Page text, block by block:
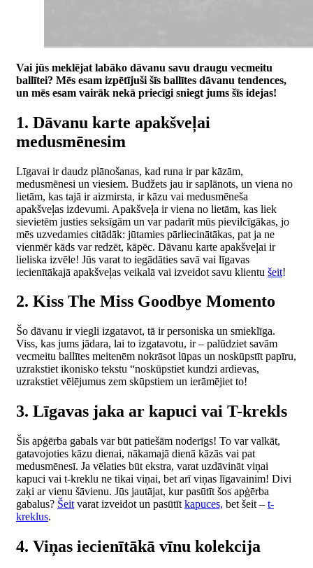
Vai jūs meklējat labāko dāvanu savu draugu vecmeitu
ballītei? Mēs esam izpētījuši šīs ballītes dāvanu tendences,
un mēs esam vairāk nekā priecīgi sniegt jums šīs idejas!
1. Dāvanu karte apakšveļai
medusmēnesim
Līgavai ir daudz plānošanas, kad runa ir par kāzām,
medusmēnesi un viesiem. Budžets jau ir saplānots, un viena no
lietām, kas tajā ir aizmirsta, ir kāzu vai medusmēneša
apakšveļas izdevumi. Apakšveļa ir viena no lietām, kas liek
sievietēm justies seksīgām un var padarīt mūs pievilcīgākas, jo
mēs uzvedamies citādāk: jūtamies pārliecinātākas, pat ja ne
vienmēr kāds var redzēt, kāpēc. Dāvanu karte apakšveļai ir
lieliska izvēle! Jūs varat to iegādāties savā vai līgavas
iecienītākajā apakšveļas veikalā vai izveidot savu klientu šeit!
2. Kiss The Miss Goodbye Momento
Šo dāvanu ir viegli izgatavot, tā ir personiska un smieklīga.
Viss, kas jums jādara, lai to izgatavotu, ir – palūdziet savām
vecmeitu ballītes meitenēm nokrāsot lūpas un noskūpstīt papīru,
uzrakstiet ikonisko tekstu “noskūpstiet kundzi ardievas,
uzrakstiet vēlējumus zem skūpstiem un ierāmējiet to!
3. Līgavas jaka ar kapuci vai T-krekls
Šis apģērba gabals var būt patiešām noderīgs! To var valkāt,
gatavojoties kāzu dienai, nākamajā dienā kāzās vai pat
medusmēnesī. Ja vēlaties būt ekstra, varat uzdāvināt viņai
kapuci vai t-kreklu ne tikai viņai, bet arī viņas līgavainim! Divi
zaķi ar vienu šāvienu. Jūs jautājat, kur pasūtīt šos apģērba
gabalus? Šeit varat izveidot un pasūtīt kapuces, bet šeit – t-
kreklus.
4. Viņas iecienītākā vīnu kolekcija